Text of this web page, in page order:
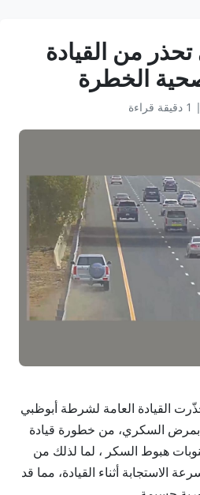
من القيادة
الخطرة
| 1 دقيقة قراءة
وام/ حذّرت القيادة العامة لشرطة أبوظبي
بمرض السكري، من خطورة قيادة
هبوط السكر ، لما لذلك من
الاستجابة أثناء القيادة، مما قد